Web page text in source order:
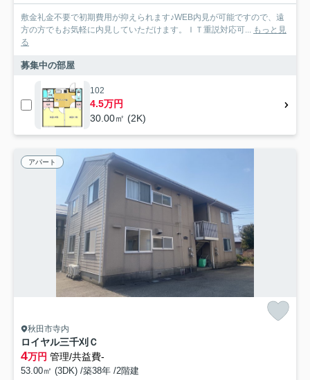
敷金礼金不要で初期費用が抑えられます♪WEB内見が可能ですので、遠
方の方でもお気軽に内見していただけます。ＩＴ重説対応可... もっと見
る
募集中の部屋
102
4.5万円
30.00㎡ (2K)
アパート
秋田市寺内
ロイヤル三千刈Ｃ
4万円 管理/共益費-
53.00㎡ (3DK) /築38年 /2階建